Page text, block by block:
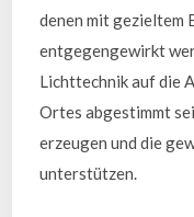
denen mit gezieltem
entgegengewirkt
Lichttechnik auf die
Ortes abgestimmt
erzeugen und die
unterstützen.